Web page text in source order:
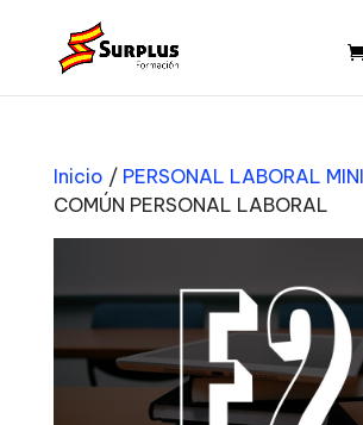
Inicio / PERSONAL LABORAL
COMÚN PERSONAL LABORAL